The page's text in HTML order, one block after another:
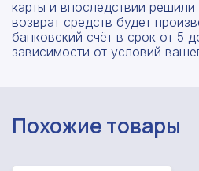
карты и впоследствии решили
возврат средств будет
банковский счёт в срок от 5
зависимости от условий
Похожие товары